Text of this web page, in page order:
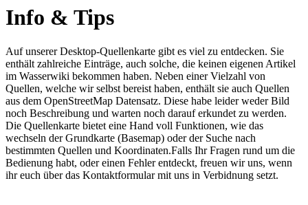
Info & Tips
Auf unserer Desktop-Quellenkarte gibt es viel zu entdecken. Sie
enthält zahlreiche Einträge, auch solche, die keinen eigenen Artikel
im Wasserwiki bekommen haben. Neben einer Vielzahl von
Quellen, welche wir selbst bereist haben, enthält sie auch Quellen
aus dem OpenStreetMap Datensatz. Diese habe leider weder Bild
noch Beschreibung und warten noch darauf erkundet zu werden.
Die Quellenkarte bietet eine Hand voll Funktionen, wie das
wechseln der Grundkarte (Basemap) oder der Suche nach
bestimmten Quellen und Koordinaten.Falls Ihr Fragen rund um die
Bedienung habt, oder einen Fehler entdeckt, freuen wir uns, wenn
ihr euch über das Kontaktformular mit uns in Verbidnung setzt.